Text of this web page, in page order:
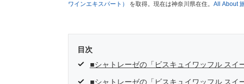
ワインエキスパート）
を取得。現在は神奈川県在住。 All About
目次
■シャトレーゼの「ビスキュイワッフル スイ
■シャトレーゼの「ビスキュイワッフル スイ